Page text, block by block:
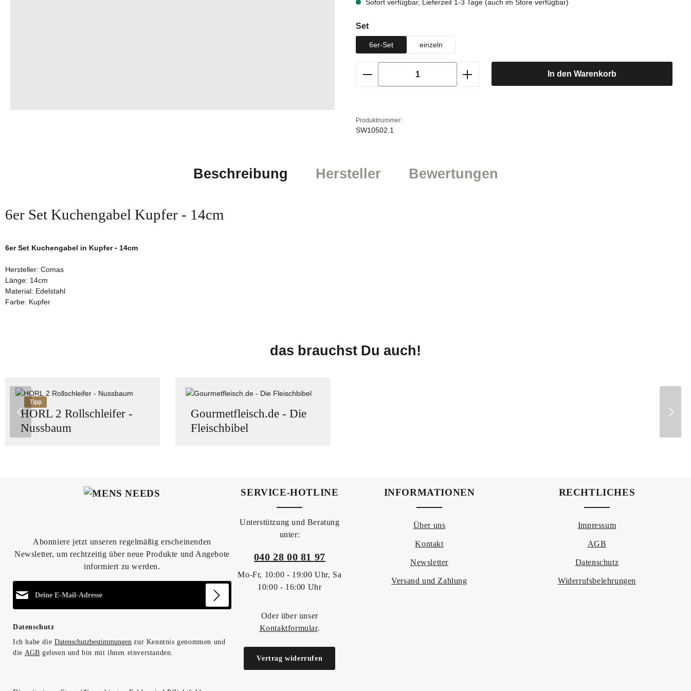
Setauswählen
6er-Set einzeln
Produkt Anzahl: Gib den gewünschten Wert ein oder
In den Warenkorb
Produktnummer:
SW10502.1
Beschreibung Hersteller Bewertungen
6er Set Kuchengabel Kupfer - 14cm
6er Set Kuchengabel in Kupfer - 14cm
Hersteller: Comas
Länge: 14cm
Material: Edelstahl
Farbe: Kupfer
das brauchst Du auch!
Tipp
HORL 2 Rollschleifer -
Nussbaum
Gourmetfleisch.de - Die
Fleischbibel
Abonniere jetzt unseren regelmäßig erscheinenden
Newsletter, um rechtzeitig über neue Produkte und Angebote
informiert zu werden.
Datenschutz
Ich habe die Datenschutzbestimmungenzur Kenntnis genommen und
dieAGB gelesen und bin mit ihnen einverstanden.
SERVICE-HOTLINE
Unterstützung und Beratung
unter:
040 28 00 81 97
Mo-Fr, 10:00 - 19:00 Uhr, Sa
10:00 - 16:00 Uhr
Oder über unser
Kontaktformular.
Vertrag widerrufen
INFORMATIONEN
Über uns
Kontakt
Newsletter
Versand und Zahlung
RECHTLICHES
Impressum
AGB
Datenschutz
Widerrufsbelehrungen